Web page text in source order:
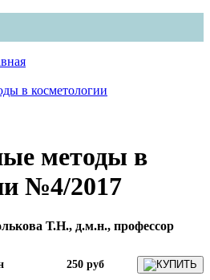
в косметологии
методы в
№4/2017
Т.Н., д.м.н., профессор
250 руб КУПИТЬ